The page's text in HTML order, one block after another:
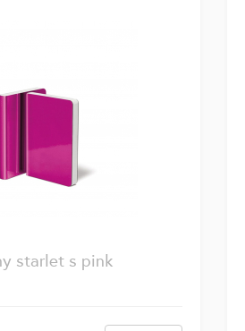
starlet s pink